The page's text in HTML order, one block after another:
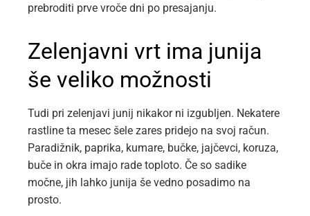
prebroditi prve vroče dni po presajanju.
Zelenjavni vrt ima junija
še veliko možnosti
Tudi pri zelenjavi junij nikakor ni izgubljen. Nekatere
rastline ta mesec šele zares pridejo na svoj račun.
Paradižnik, paprika, kumare, bučke, jajčevci, koruza,
buče in okra imajo rade toploto. Če so sadike
močne, jih lahko junija še vedno posadimo na
prosto.